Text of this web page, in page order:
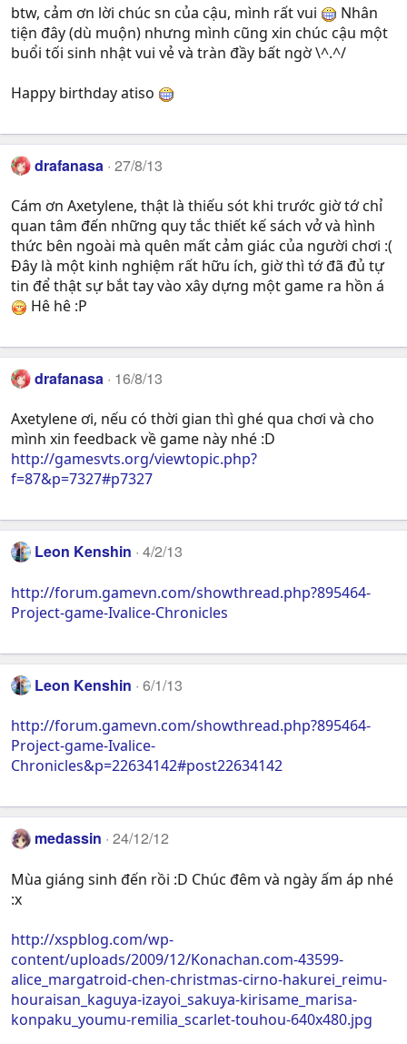
btw, cảm ơn lời chúc sn của cậu, mình rất vui
Nhân
tiện đây (dù muộn) nhưng mình cũng xin chúc cậu một
buổi tối sinh nhật vui vẻ và tràn đầy bất ngờ \^.^/
Happy birthday atiso
drafanasa 27/8/13
Cám ơn Axetylene, thật là thiếu sót khi trước giờ tớ chỉ
quan tâm đến những quy tắc thiết kế sách vở và hình
thức bên ngoài mà quên mất cảm giác của người chơi :(
Đây là một kinh nghiệm rất hữu ích, giờ thì tớ đã đủ tự
tin để thật sự bắt tay vào xây dựng một game ra hồn á
Hê hê :P
drafanasa 16/8/13
Axetylene ơi, nếu có thời gian thì ghé qua chơi và cho
mình xin feedback về game này nhé :D
http://gamesvts.org/viewtopic.php?
f=87&p=7327#p7327
Leon Kenshin 4/2/13
http://forum.gamevn.com/showthread.php?895464-
Project-game-Ivalice-Chronicles
Leon Kenshin 6/1/13
http://forum.gamevn.com/showthread.php?895464-
Project-game-Ivalice-
Chronicles&p=22634142#post22634142
medassin 24/12/12
Mùa giáng sinh đến rồi :D Chúc đêm và ngày ấm áp nhé
:x
http://xspblog.com/wp-
content/uploads/2009/12/Konachan.com-43599-
alice_margatroid-chen-christmas-cirno-hakurei_reimu-
houraisan_kaguya-izayoi_sakuya-kirisame_marisa-
konpaku_youmu-remilia_scarlet-touhou-640x480.jpg